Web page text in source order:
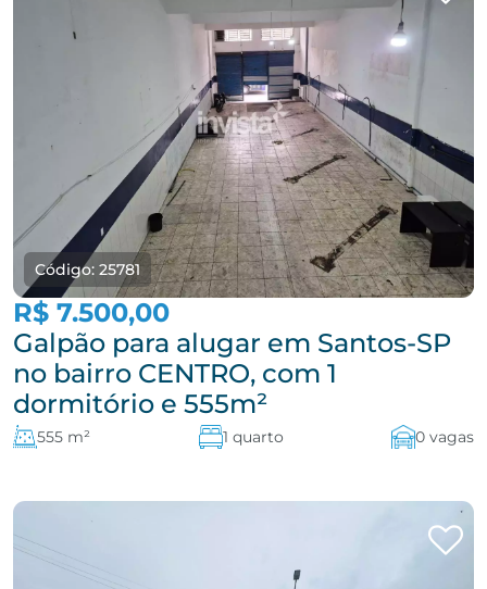
Código: 25781
R$ 7.500,00
Galpão para alugar em Santos-SP
no bairro CENTRO, com 1
dormitório e 555m²
555 m² 1 quarto 0 vagas